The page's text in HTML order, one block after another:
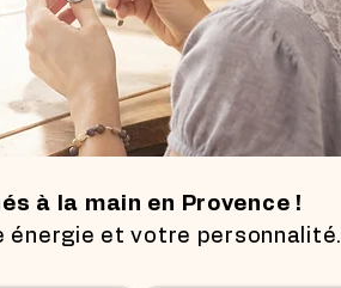
à la main en Provence !
énergie et votre personnalité.